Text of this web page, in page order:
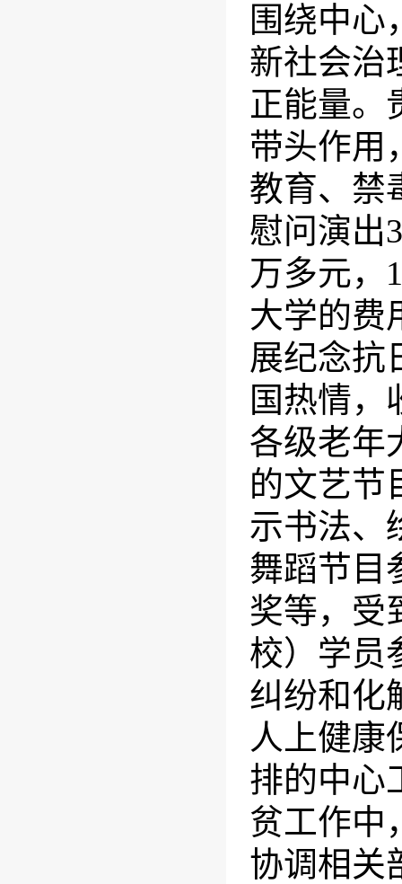
围绕中心
新社会治
正能量。
带头作用
教育、禁
慰问演出3
万多元，
大学的费
展纪念抗
国热情，
各级老年
的文艺节
示书法、
舞蹈节目
奖等，受
校）学员
纠纷和化
人上健康
排的中心
贫工作中
协调相关